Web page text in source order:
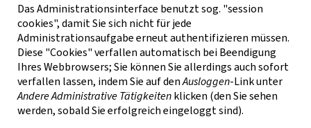
Das Administrationsinterface benutzt sog. "session
cookies", damit Sie sich nicht für jede
Administrationsaufgabe erneut authentifizieren müssen.
Diese "Cookies" verfallen automatisch bei Beendigung
Ihres Webbrowsers; Sie können Sie allerdings auch sofort
verfallen lassen, indem Sie auf denAusloggen-Link unter
Andere Administrative Tätigkeitenklicken (den Sie sehen
werden, sobald Sie erfolgreich eingeloggt sind).